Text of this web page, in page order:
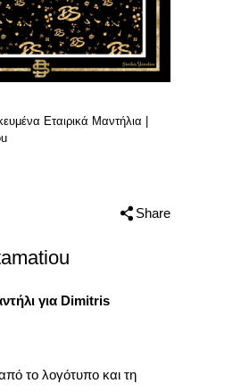
Εταιρικά Μαντήλια
Share
για Dimitris
το λογότυπο και τη